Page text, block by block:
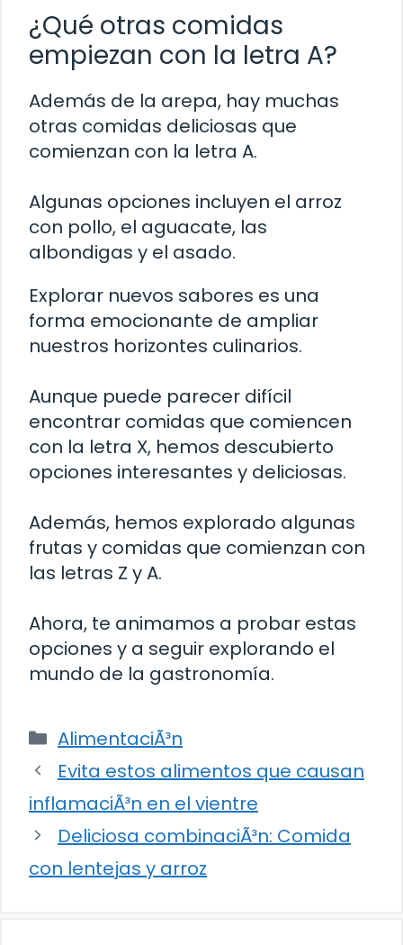
¿Qué otras comidas
empiezan con la letra A?
Además de la arepa, hay muchas
otras comidas deliciosas que
comienzan con la letra A.
Algunas opciones incluyen el arroz
con pollo, el aguacate, las
albondigas y el asado.
Explorar nuevos sabores es una
forma emocionante de ampliar
nuestros horizontes culinarios.
Aunque puede parecer difícil
encontrar comidas que comiencen
con la letra X, hemos descubierto
opciones interesantes y deliciosas.
Además, hemos explorado algunas
frutas y comidas que comienzan con
las letras Z y A.
Ahora, te animamos a probar estas
opciones y a seguir explorando el
mundo de la gastronomía.
Categorías
AlimentaciÃ³n
Evita estos alimentos que causan
inflamaciÃ³n en el vientre
Deliciosa combinaciÃ³n: Comida
con lentejas y arroz